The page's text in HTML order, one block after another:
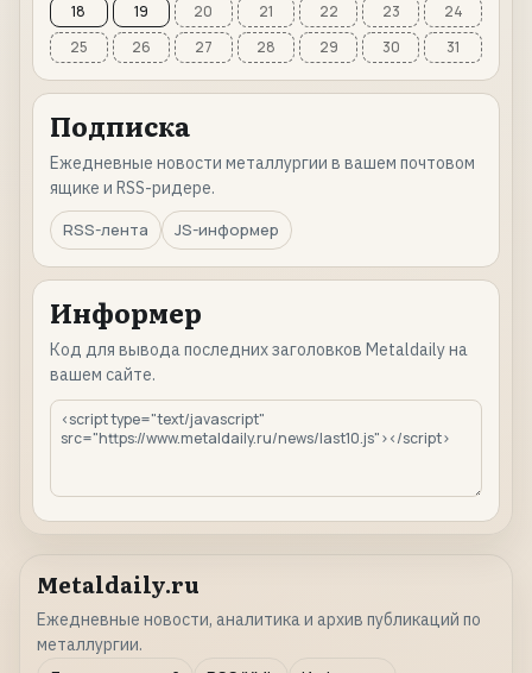
18
19 20 21 22 23
24
25
26 27 28 29 30 31
Подписка
Ежедневные новости металлургии в вашем почтовом
ящике и RSS-ридере.
RSS-лента
JS-информер
Информер
Код для вывода последних заголовков Metaldaily на
вашем сайте.
Metaldaily.ru
Ежедневные новости, аналитика и архив публикаций по
металлургии.